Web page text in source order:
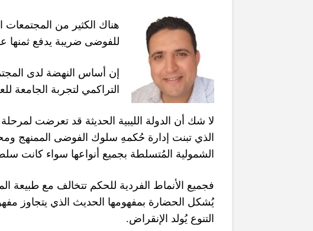
هناك الكثير من المجتمعات
للفوضى ضريبة يدفع ثمنها
إن أساس النهضة لدى
التراكمي لتجربة الجامعة
لا شك أن الدولة الليبية الحديثة قد تعرضت
الذي تبنت إدارة حُكمهِ سلوك الفوضى الممنهج
الشمولية المُتسلطة بجميع أنواعها سواء كانت
فجميع الأنماط الفردية للحكم تتخالف مع طبيعة
يُشكل الحضارة بمفهومها الحديث الذي يتجاوز
التنوع يُولد الإنقراض.